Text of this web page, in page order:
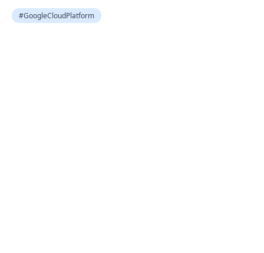
#GoogleCloudPlatform